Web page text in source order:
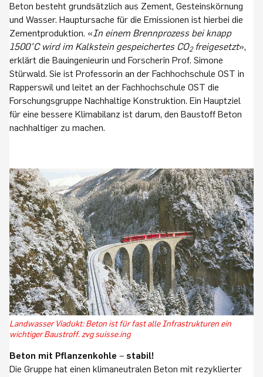
Beton besteht grundsätzlich aus Zement, Gesteinskörnung
und Wasser. Hauptursache für die Emissionen ist hierbei die
Zementproduktion. «In einem Brennprozess bei knapp
1500°C wird im Kalkstein gespeichertes CO2freigesetzt»,
erklärt die Bauingenieurin und Forscherin Prof. Simone
Stürwald. Sie ist Professorin an der Fachhochschule OST in
Rapperswil und leitet an der Fachhochschule OST die
Forschungsgruppe Nachhaltige Konstruktion. Ein Hauptziel
für eine bessere Klimabilanz ist darum, den Baustoff Beton
nachhaltiger zu machen.
Landwasser Viadukt: Beton ist für fast alle Infrastrukturen ein
wichtiger Baustroff. zvg suisse.ing
Beton mit Pflanzenkohle – stabil!
Die Gruppe hat einen klimaneutralen Beton mit rezyklierter